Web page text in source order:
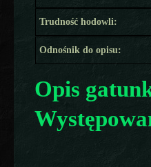
Trudność hodowli:
Odnośnik do opisu:
Opis